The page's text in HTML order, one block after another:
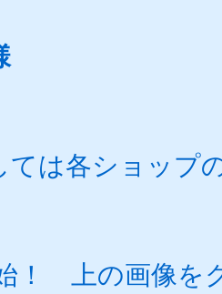
ては各ショップ
！ 上の画像を